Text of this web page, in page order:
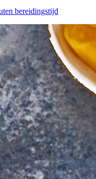
bereidingstijd